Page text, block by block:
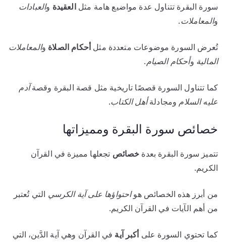
سورة البقرة تتناول عدة مواضيع هامة مثلالعقيدة والعبادات
والمعاملات.
تُعرض السورة موضوعات متعددة مثلأحكام الصلاة والمعاملات
المالية وأحكام الصيام.
كما تتناول السورة قصصًا تاريخية مثل قصة البقرة وقصةآدم
عليه السلام ومجادلةأهل الكتاب.
خصائص سورة البقرة ومميزاتها
تتميز سورة البقرة بعدة خصائص تجعلها مميزة في القرآن
الكريم.
من أبرز هذه الخصائص هواحتواؤها على آية الكرسي التي تُعتبر
من أهم الآيات في القرآن الكريم.
كما تحتوي السورة علىأكبر آية في القرآن وهي آية الدَّين، التي